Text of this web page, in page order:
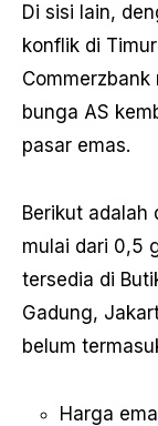
Di sisi lain,
konflik di
bunga AS
pasar emas.
Berikut
mulai dari 0,5
tersedia di
Gadung,
belum
Harga